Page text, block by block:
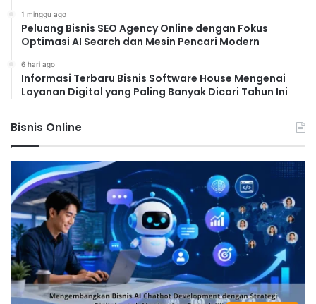
1 minggu ago
Peluang Bisnis SEO Agency Online dengan Fokus
Optimasi AI Search dan Mesin Pencari Modern
6 hari ago
Informasi Terbaru Bisnis Software House Mengenai
Layanan Digital yang Paling Banyak Dicari Tahun Ini
Bisnis Online